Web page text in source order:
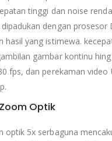
tinggi dan noise
dengan prosesor
hasil yang istimewa.
gambar kontinu
fps, dan perekaman video
Optik
optik 5x serbaguna